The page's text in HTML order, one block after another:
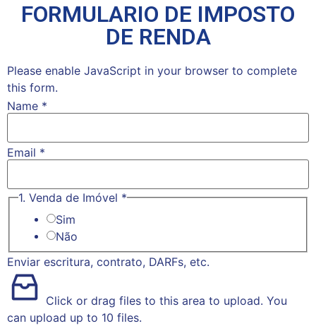
FORMULARIO DE IMPOSTO
DE RENDA
Please enable JavaScript in your browser to complete
this form.
Name *
Email *
1. Venda de Imóvel *
Sim
Não
Enviar escritura, contrato, DARFs, etc.
Click or drag files to this area to upload. You
can upload up to 10 files.